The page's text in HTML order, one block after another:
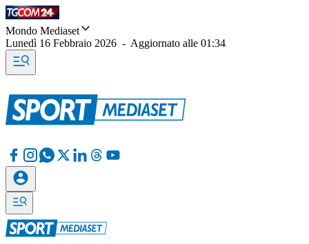
Mondo Mediaset
Lunedì 16 Febbraio 2026 - Aggiornato alle 01:34